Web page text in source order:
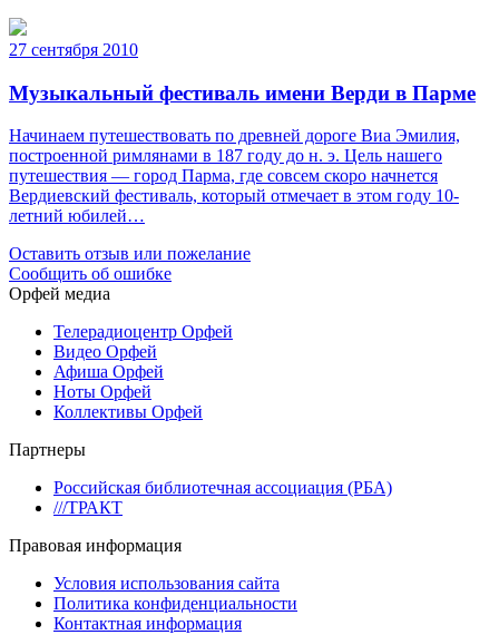
27 сентября 2010
Музыкальный фестиваль имени Верди в Парме
Начинаем путешествовать по древней дороге Виа Эмилия,
построенной римлянами в 187 году до н. э. Цель нашего
путешествия — город Парма, где совсем скоро начнется
Вердиевский фестиваль, который отмечает в этом году 10-
летний юбилей…
Оставить отзыв или пожелание
Сообщить об ошибке
Орфей медиа
Телерадиоцентр Орфей
Видео Орфей
Афиша Орфей
Ноты Орфей
Коллективы Орфей
Партнеры
Российская библиотечная ассоциация (РБА)
///ТРАКТ
Правовая информация
Условия использования сайта
Политика конфиденциальности
Контактная информация